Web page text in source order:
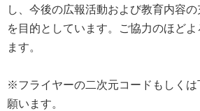
し、今後の広報活動および教育内容
を目的としています。ご協力のほど
ます。
※フライヤーの二次元コードもしく
願います。